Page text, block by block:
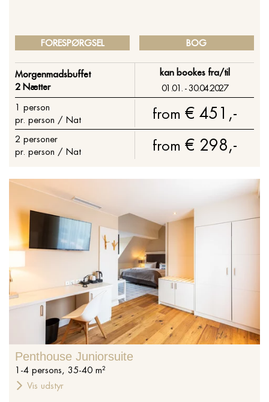
FORESPØRGSEL BOG
Morgenmadsbuffet
2 Nætter
kan bookes fra/til
01.01. - 30.04.2027
1 person
pr. person / Nat
from € 451,-
2 personer
pr. person / Nat
from € 298,-
Penthouse Juniorsuite
1 -4 persons, 35-40 m²
Vis udstyr